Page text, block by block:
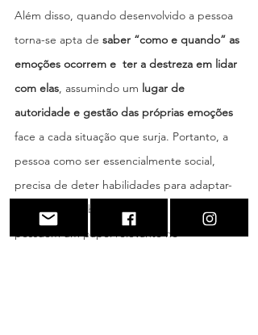
Além disso, quando desenvolvido a pessoa
torna-se apta de saber “como e quando” as
emoções ocorrem e  ter a destreza em lidar
com elas, assumindo um lugar de
autoridade e gestão das próprias emoções
face a cada situação que surja. Portanto, a
pessoa como ser essencialmente social,
precisa de deter habilidades para adaptar-
se ao meio ambiente, onde as emoções
possuem um papel relevante no